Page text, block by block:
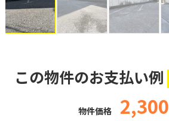
この物件のお支払い例
物件価格 2,300